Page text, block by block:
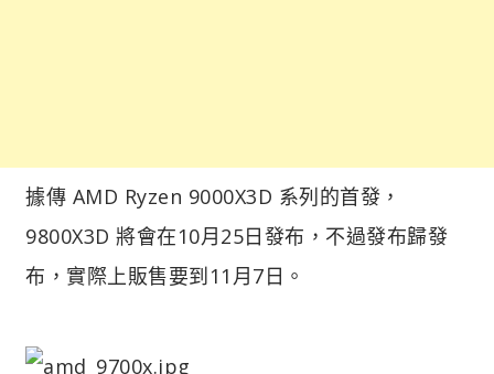
據傳 AMD Ryzen 9000X3D 系列的首發，
9800X3D 將會在10月25日發布，不過發布歸發
布，實際上販售要到11月7日。